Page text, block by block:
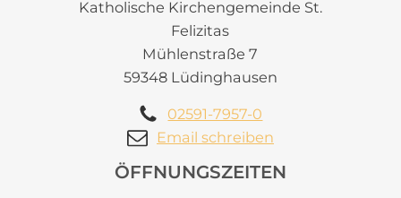
Katholische Kirchengemeinde St.
Felizitas
Mühlenstraße 7
59348 Lüdinghausen
02591-7957-0
Email schreiben
ÖFFNUNGSZEITEN